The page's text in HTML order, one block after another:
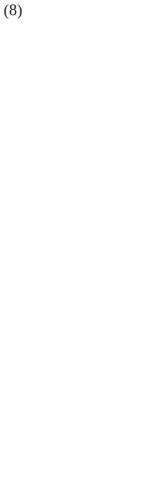
(8)